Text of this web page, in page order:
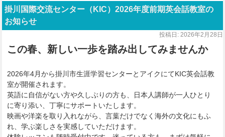
掛川国際交流センター（KIC）2026年度前期英会話教室の
お知らせ
投稿日: 2026年2月28日
この春、新しい一歩を踏み出してみませんか
2026年4月から掛川市生涯学習センターとアイクにてKIC英会話教
室が開催されます。
英語に自信がない方や久しぶりの方も、日本人講師が一人ひとり
に寄り添い、丁寧にサポートいたします。
映画や洋楽を取り入れながら、言葉だけでなく海外の文化にもふ
れ、学ぶ楽しさを実感していただけます。